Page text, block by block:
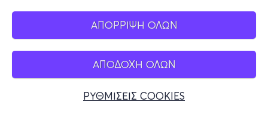
ΑΠΟΡΡΙΨΗ ΟΛΩΝ
ΑΠΟΔΟΧΗ ΟΛΩΝ
ΡΥΘΜΙΣΕΙΣ COOKIES